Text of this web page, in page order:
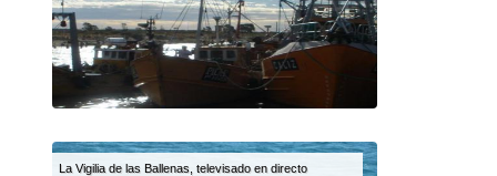
La Vigilia de las Ballenas, televisado en directo